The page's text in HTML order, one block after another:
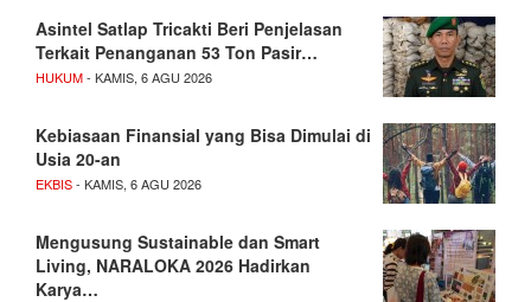
Asintel Satlap Tricakti Beri Penjelasan
Terkait Penanganan 53 Ton Pasir…
HUKUM- KAMIS, 6 AGU 2026
Kebiasaan Finansial yang Bisa Dimulai di
Usia 20-an
EKBIS- KAMIS, 6 AGU 2026
Mengusung Sustainable dan Smart
Living, NARALOKA 2026 Hadirkan
Karya…